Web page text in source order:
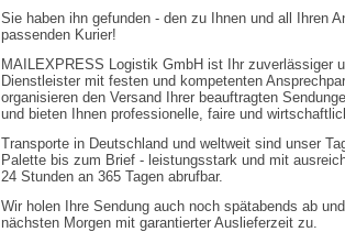
Sie haben ihn gefunden - den zu Ihnen und all Ihren
passenden Kurier!
MAILEXPRESS Logistik GmbH ist Ihr zuverlässiger
Dienstleister mit festen und kompetenten
organisieren den Versand Ihrer beauftragten
und bieten Ihnen professionelle, faire und
Transporte in Deutschland und weltweit sind unser
Palette bis zum Brief - leistungsstark und mit
24 Stunden an 365 Tagen abrufbar.
Wir holen Ihre Sendung auch noch spätabends ab
nächsten Morgen mit garantierter Auslieferzeit zu.